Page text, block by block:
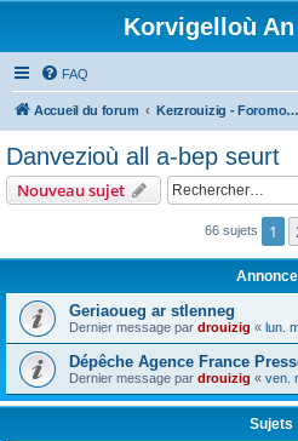
Korvigelloù An
FAQ
Accueil du forum Kerzrouizig - Foromoù An Drouizig
Danvezioù all a-bep seurt
Nouveau sujet
66 sujets 1
Geriaoueg ar stlenneg
Dernier message par drouizig « lun.
Dépêche Agence France
Dernier message par drouizig « ven.
Sujets